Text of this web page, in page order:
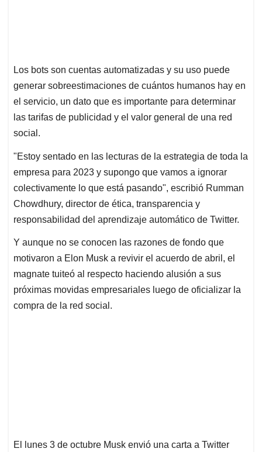
Los bots son cuentas automatizadas y su uso puede
generar sobreestimaciones de cuántos humanos hay en
el servicio, un dato que es importante para determinar
las tarifas de publicidad y el valor general de una red
social.
"Estoy sentado en las lecturas de la estrategia de toda la
empresa para 2023 y supongo que vamos a ignorar
colectivamente lo que está pasando", escribió Rumman
Chowdhury, director de ética, transparencia y
responsabilidad del aprendizaje automático de Twitter.
Y aunque no se conocen las razones de fondo que
motivaron a Elon Musk a revivir el acuerdo de abril, el
magnate tuiteó al respecto haciendo alusión a sus
próximas movidas empresariales luego de oficializar la
compra de la red social.
El lunes 3 de octubre Musk envió una carta a Twitter